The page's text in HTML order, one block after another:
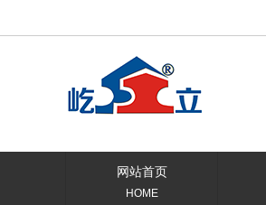
网站首页
HOME